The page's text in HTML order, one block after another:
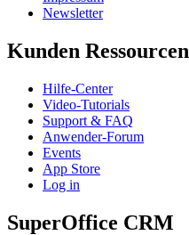
Newsletter
Kunden Ressourcen
Hilfe-Center
Video-Tutorials
Support & FAQ
Anwender-Forum
Events
App Store
Log in
SuperOffice CRM